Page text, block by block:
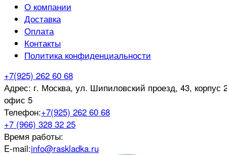
О компании
Доставка
Оплата
Контакты
Политика конфиденциальности
+7(925) 262 60 68
Адрес: г. Москва, ул. Шипиловский проезд, 43, корпус
офис 5
Телефон:+7(925) 262 60 68
+7 (966) 328 32 25
Время работы:
E-mail:info@raskladka.ru